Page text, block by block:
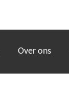
Over ons